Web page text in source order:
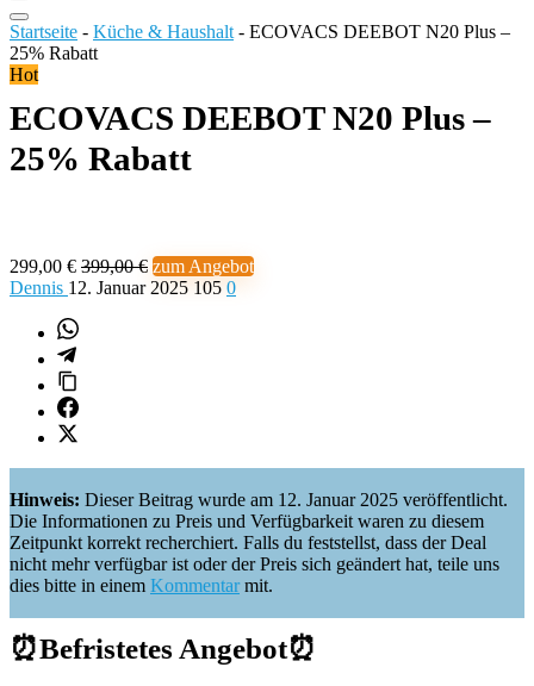
Startseite - Küche & Haushalt - ECOVACS DEEBOT N20 Plus –
25% Rabatt
Hot
ECOVACS DEEBOT N20 Plus –
25% Rabatt
299,00 € 399,00 € zum Angebot
Dennis 12. Januar 2025 105 0
Hinweis: Dieser Beitrag wurde am 12. Januar 2025 veröffentlicht.
Die Informationen zu Preis und Verfügbarkeit waren zu diesem
Zeitpunkt korrekt recherchiert. Falls du feststellst, dass der Deal
nicht mehr verfügbar ist oder der Preis sich geändert hat, teile uns
dies bitte in einem Kommentarmit.
⏰Befristetes Angebot⏰